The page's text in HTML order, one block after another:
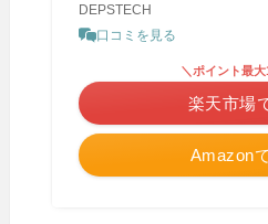
DEPSTECH
口コミを見る
Amazon
＼ポイント最
楽天市場